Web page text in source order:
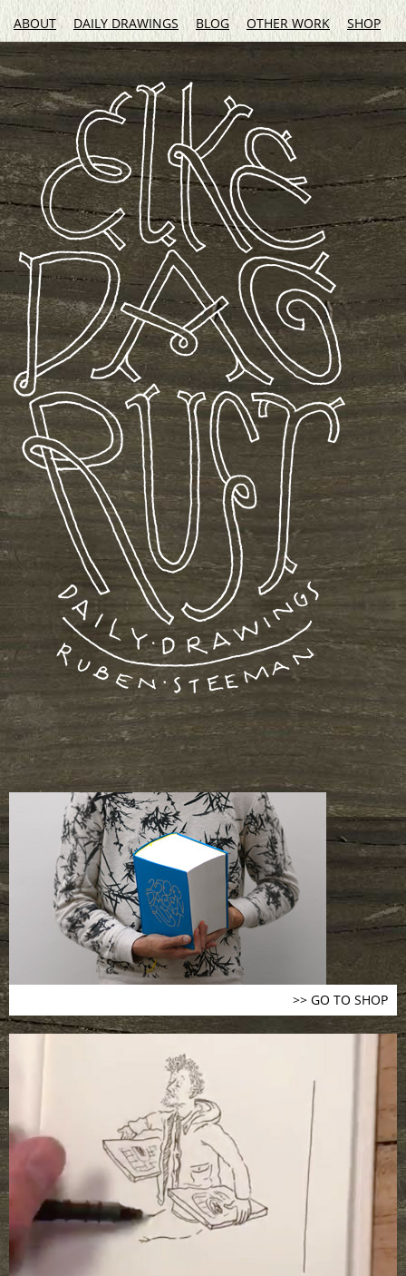
ABOUT DAILY DRAWINGS BLOG OTHER WORK SHOP
>> GO TO SHOP